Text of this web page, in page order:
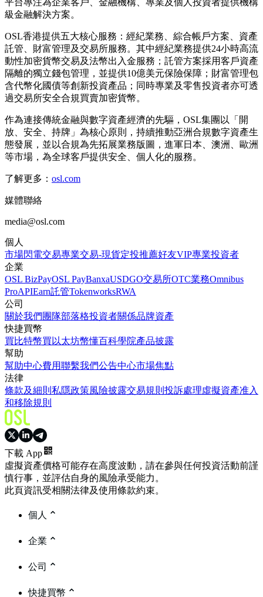
級金融解決方案。
OSL香港提供五大核心服務：經紀業務、綜合帳戶方案、資產
託管、財富管理及交易所服務。其中經紀業務提供24小時高流
動性加密貨幣交易及法幣出入金服務；託管方案採用客戶資產
隔離的獨立錢包管理，並提供10億美元保險保障；財富管理包
含代幣化國債等創新投資產品；同時專業及零售投資者亦可透
過交易所安全合規買賣加密貨幣。
作為連接傳統金融與數字資產經濟的先驅，OSL集團以「開
放、安全、持牌」為核心原則，持續推動亞洲合規數字資產生
態發展，並以合規為先拓展業務版圖，進軍日本、澳洲、歐洲
等市場，為全球客戶提供安全、個人化的服務。
了解更多： osl.com
媒體聯絡
media@osl.com
個人
市場閃電交易專業交易-現貨定投推薦好友VIP專業投資者
企業
OSL BizPayOSL PayBanxaUSDGO交易所OTC業務Omnibus
ProAPIEarn託管TokenworksRWA
公司
關於我們 團隊部落格投資者關係品牌資產
快捷買幣
買比特幣買以太坊幣懂百科學院產品披露
幫助
幫助中心費用聯繫我們公告中心市場焦點
法律
條款及細則 私隱政策風險披露交易規則 投訴處理虛擬資產准入
和移除規則
下載 App
虛擬資產價格可能存在高度波動，請在參與任何投資活動前謹
慎行事，並評估自身的風險承受能力。
此頁資訊受相關法律及使用條款約束。
個人
企業
公司
快捷買幣